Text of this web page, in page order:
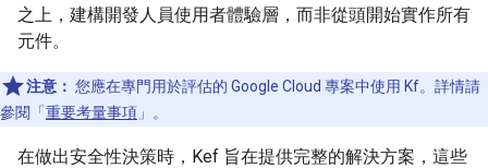
之上，建構開發人員使用者體驗層，而非從頭開始實作所有
元件。
注意： 您應在專門用於評估的 Google Cloud 專案中使用 Kf。詳情請
參閱「 重要考量事項 」。
在做出安全性決策時，Kef 旨在提供完整的解決方案，這些